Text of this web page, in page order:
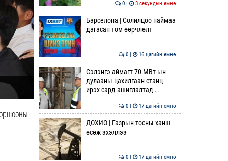
0 | 3 секундын өмнө
Барселона | Солилцоо наймаа
дагасан том өөрчлөлт
0 | 16 цагийн өмнө
Сэлэнгэ аймагт 70 МВт-ын
дулааны цахилгаан станц
ирэх сард ашиглалтад …
0 | 17 цагийн өмнө
ДОХИО | Газрын тосны ханш
өсөж эхэллээ
0 | 17 цагийн өмнө